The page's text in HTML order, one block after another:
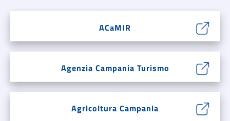
ACaMIR
Agenzia Campania Turismo
Agricoltura Campania